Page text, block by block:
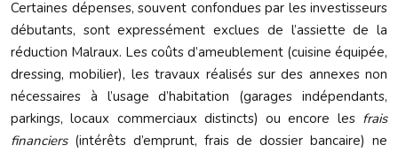
Certaines dépenses, souvent confondues par les investisseurs
débutants, sont expressément exclues de l’assiette de la
réduction Malraux. Les coûts d’ameublement (cuisine équipée,
dressing, mobilier), les travaux réalisés sur des annexes non
nécessaires à l’usage d’habitation (garages indépendants,
parkings, locaux commerciaux distincts) ou encore les frais
financiers(intérêts d’emprunt, frais de dossier bancaire) ne